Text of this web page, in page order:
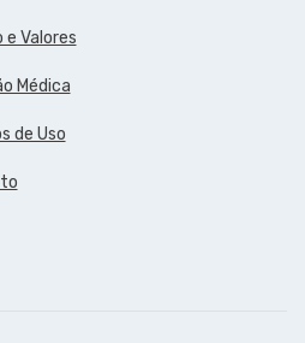
e Valores
Médica
de Uso